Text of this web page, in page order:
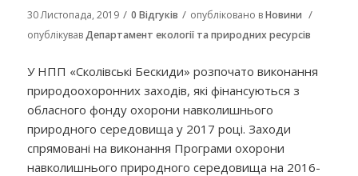
30 Листопада, 2019 / 0 Відгуків / опубліковано вНовини /
опублікувавДепартамент екології та природних ресурсів
У НПП «Сколівські Бескиди» розпочато виконання
природоохоронних заходів, які фінансуються з
обласного фонду охорони навколишнього
природного середовища у 2017 році. Заходи
спрямовані на виконання Програми охорони
навколишнього природного середовища на 2016-